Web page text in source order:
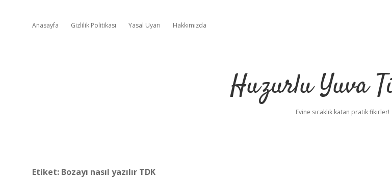
Anasayfa Gizlilik Politikası Yasal Uyarı Hakkımızda
Huzurlu Yuva
Evine sıcaklık katan pratik fikirler!
Etiket: Bozayı nasıl yazılır TDK